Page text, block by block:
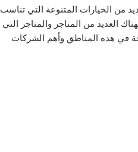
من الخيارات المتنوعة التي تناسب
العديد من المناجر والمتاجر التي
في هذه المناطق وأهم الشركات